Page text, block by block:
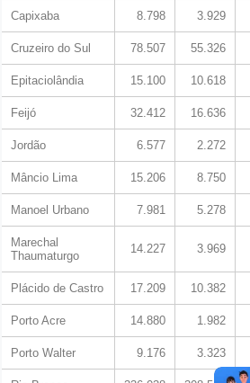
Capixaba 8.798 3.929
Cruzeiro do Sul 78.507 55.326
Epitaciolândia 15.100 10.618
Feijó 32.412 16.636
Jordão 6.577 2.272
Mâncio Lima 15.206 8.750
Manoel Urbano 7.981 5.278
Marechal
Thaumaturgo
14.227 3.969
Plácido de Castro 17.209 10.382
Porto Acre 14.880 1.982
Porto Walter 9.176 3.323